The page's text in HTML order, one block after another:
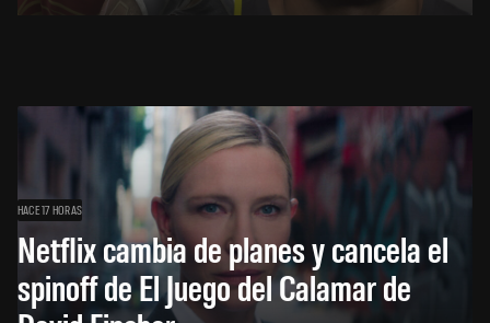
HACE 17 HORAS
Netflix cambia de planes y cancela el
spinoff de El Juego del Calamar de